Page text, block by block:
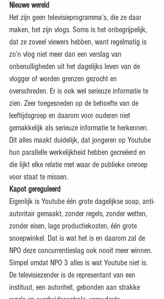
Nieuwe wereld
Het zijn geen televisieprogramma’s, die ze daar
maken, het zijn vlogs. Soms is het onbegrijpelijk,
dat ze zoveel viewers hebben, want regelmatig is
zo’n vlog niet meer dan een verslag van
onbenulligheden uit het dagelijks leven van de
vlogger of worden grenzen gezocht en
overschreden. Er is ook wel serieuze informatie te
zien. Zeer toegesneden op de behoefte van de
leeftijdsgroep en daarom voor ouderen niet
gemakkelijk als serieuze informatie te herkennen.
Dit alles maakt duidelijk, dat jongeren op Youtube
hun parallelle werkelijkheid hebben gecreëerd en
die lijkt elke relatie met waar de publieke omroep
voor staat te missen.
Kapot gereguleerd
Eigenlijk is Youtube één grote dagelijkse soap, anti-
autoritair gemaakt, zonder regels, zonder wetten,
zonder eisen, lage productiekosten, één grote
snoepwinkel. Dat is wat het is en daarom zal de
NPO deze concurrentieslag ook nooit meer winnen.
Simpel omdat NPO 3 alles is wat Youtube niet is.
De televisiezender is de representant van een
instituut, een autoriteit, gebonden aan strakke